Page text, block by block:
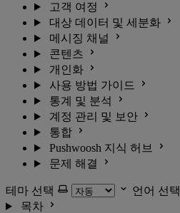
고객 여정
대상 데이터 및 세분화
메시징 채널
콘텐츠
개인화
사용 방법 가이드
통계 및 분석
계정 관리 및 보안
통합
Pushwoosh 지식 허브
문제 해결
테마 선택
언어 선택
목차